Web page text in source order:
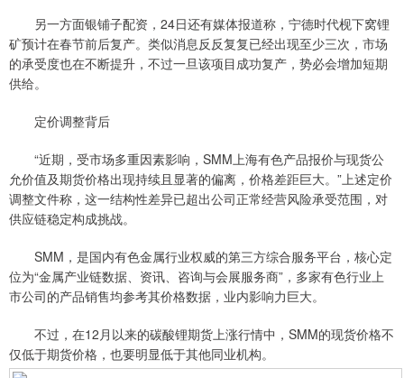
另一方面银铺子配资，24日还有媒体报道称，宁德时代枧下窝锂
矿预计在春节前后复产。类似消息反反复复已经出现至少三次，市场
的承受度也在不断提升，不过一旦该项目成功复产，势必会增加短期
供给。
定价调整背后
“近期，受市场多重因素影响，SMM上海有色产品报价与现货公
允价值及期货价格出现持续且显著的偏离，价格差距巨大。”上述定价
调整文件称，这一结构性差异已超出公司正常经营风险承受范围，对
供应链稳定构成挑战。
SMM，是国内有色金属行业权威的第三方综合服务平台，核心定
位为“金属产业链数据、资讯、咨询与会展服务商”，多家有色行业上
市公司的产品销售均参考其价格数据，业内影响力巨大。
不过，在12月以来的碳酸锂期货上涨行情中，SMM的现货价格不
仅低于期货价格，也要明显低于其他同业机构。